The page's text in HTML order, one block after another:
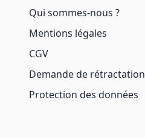
Qui sommes-nous ?
Mentions légales
CGV
Demande de rétractation
Protection des données